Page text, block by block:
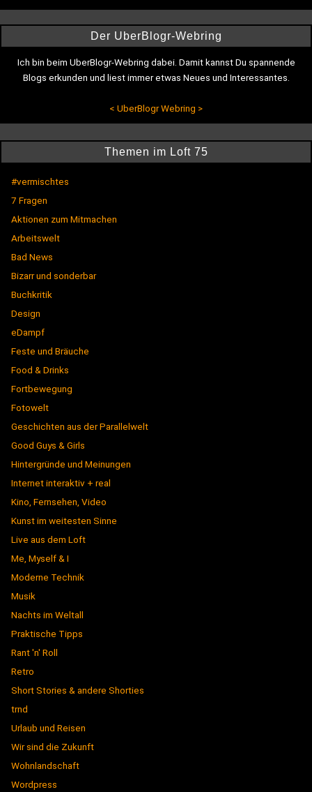
Der UberBlogr-Webring
Ich bin beim UberBlogr-Webring dabei. Damit kannst Du spannende
Blogs erkunden und liest immer etwas Neues und Interessantes.
< UberBlogr Webring >
Themen im Loft 75
#vermischtes
7 Fragen
Aktionen zum Mitmachen
Arbeitswelt
Bad News
Bizarr und sonderbar
Buchkritik
Design
eDampf
Feste und Bräuche
Food & Drinks
Fortbewegung
Fotowelt
Geschichten aus der Parallelwelt
Good Guys & Girls
Hintergründe und Meinungen
Internet interaktiv + real
Kino, Fernsehen, Video
Kunst im weitesten Sinne
Live aus dem Loft
Me, Myself & I
Moderne Technik
Musik
Nachts im Weltall
Praktische Tipps
Rant 'n' Roll
Retro
Short Stories & andere Shorties
trnd
Urlaub und Reisen
Wir sind die Zukunft
Wohnlandschaft
Wordpress